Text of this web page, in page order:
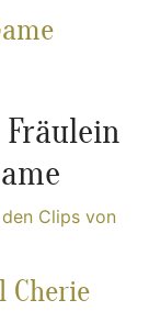
Fräulein
Clips von
Cherie